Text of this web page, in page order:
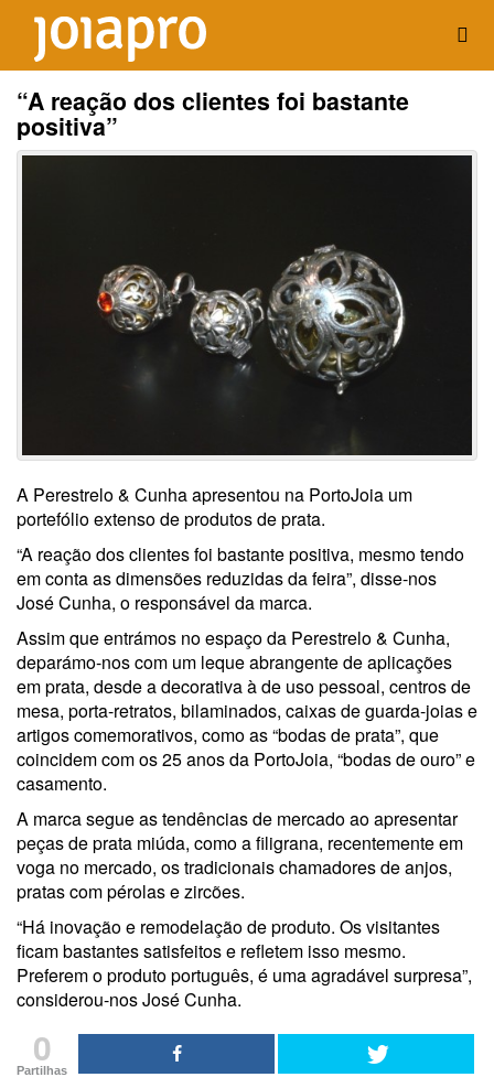
“A reação dos clientes foi bastante
positiva”
A Perestrelo & Cunha apresentou na PortoJoia um
portefólio extenso de produtos de prata.
“A reação dos clientes foi bastante positiva, mesmo tendo
em conta as dimensões reduzidas da feira”, disse-nos
José Cunha, o responsável da marca.
Assim que entrámos no espaço da Perestrelo & Cunha,
deparámo-nos com um leque abrangente de aplicações
em prata, desde a decorativa à de uso pessoal, centros de
mesa, porta-retratos, bilaminados, caixas de guarda-joias e
artigos comemorativos, como as “bodas de prata”, que
coincidem com os 25 anos da PortoJoia, “bodas de ouro” e
casamento.
A marca segue as tendências de mercado ao apresentar
peças de prata miúda, como a filigrana, recentemente em
voga no mercado, os tradicionais chamadores de anjos,
pratas com pérolas e zircões.
“Há inovação e remodelação de produto. Os visitantes
ficam bastantes satisfeitos e refletem isso mesmo.
Preferem o produto português, é uma agradável surpresa”,
considerou-nos José Cunha.
0
Partilhas